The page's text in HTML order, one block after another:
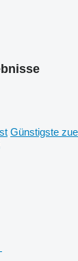
Günstigste